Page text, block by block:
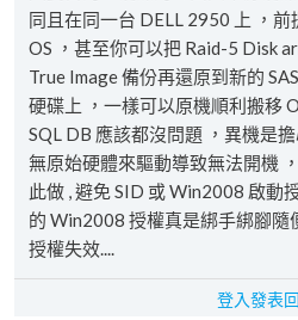
同且在同一台 DELL 2950 上 ，
OS ，甚至你可以把 Raid-5 Disk
True Image 備份再還原到新的
硬碟上 ，一樣可以原機順利搬移
SQL DB 應該都沒問題 ，異機是
無原始硬體來驅動導致無法開機
此做 , 避免 SID 或 Win2008 啟動
的 Win2008 授權真是綁手綁腳
授權失效....
登入發表